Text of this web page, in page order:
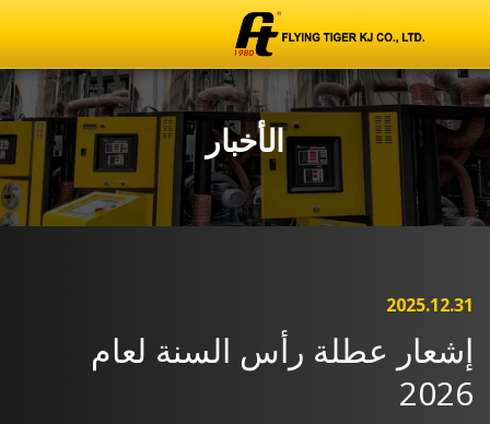
الأخبار
2025.12.31
إشعار عطلة رأس السنة لعام
2026